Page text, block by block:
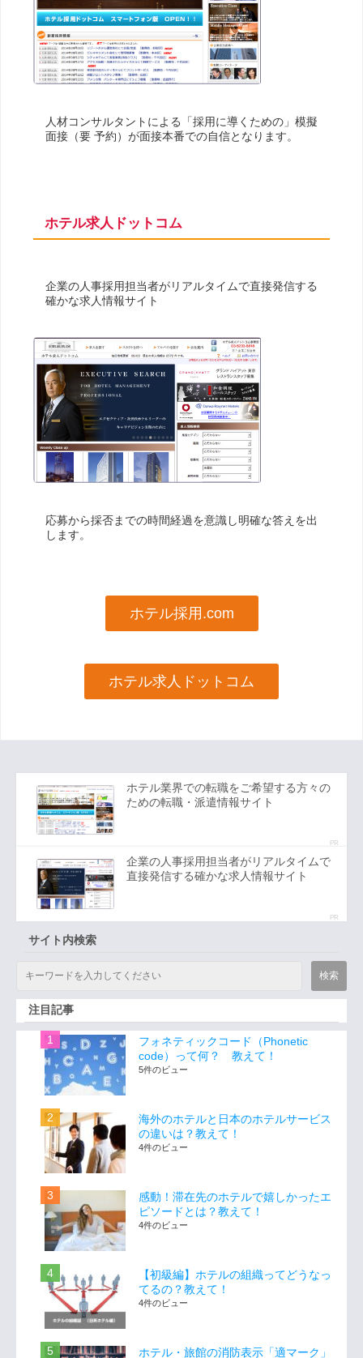
人材コンサルタントによる「採用に導くための」模擬
面接（要 予約）が面接本番での自信となります。
ホテル求人ドットコム
企業の人事採用担当者がリアルタイムで直接発信する
確かな求人情報サイト
応募から採否までの時間経過を意識し明確な答えを出
します。
ホテル採用.com
ホテル求人ドットコム
PR
ホテル業界での転職をご希望する方々の
ための転職・派遣情報サイト
PR
企業の人事採用担当者がリアルタイムで
直接発信する確かな求人情報サイト
サイト内検索
注目記事
フォネティックコード（Phonetic
code）って何？ 教えて！
5件のビュー
海外のホテルと日本のホテルサービス
の違いは？教えて！
4件のビュー
感動！滞在先のホテルで嬉しかったエ
ピソードとは？教えて！
4件のビュー
【初級編】ホテルの組織ってどうなっ
てるの？教えて！
4件のビュー
ホテル・旅館の消防表示「適マーク」